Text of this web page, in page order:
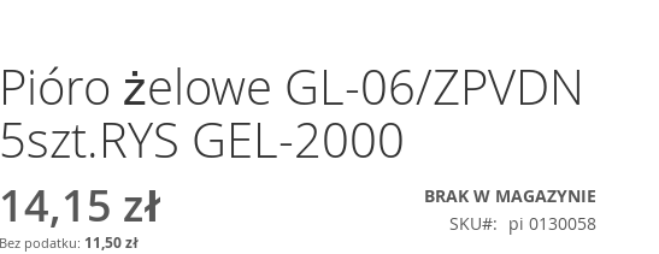
Pióro żelowe GL-06/ZPVDN
5szt.RYS GEL-2000
14,15 zł
11,50 zł
BRAK W MAGAZYNIE
SKU
pi 0130058